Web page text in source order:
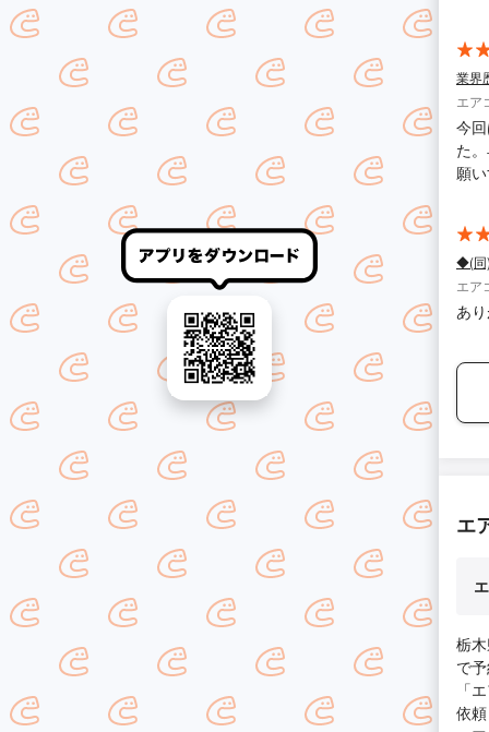
業界
エア
今
た
願
◆(同
エア
あ
エ
栃
で
「
依